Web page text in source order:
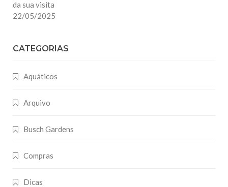
da sua visita
22/05/2025
CATEGORIAS
Aquáticos
Arquivo
Busch Gardens
Compras
Dicas